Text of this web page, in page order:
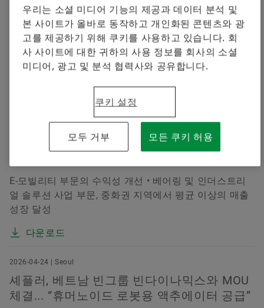
(EVERGREEN)’ 13기 본격 활동… 오는 8월 베
트남서 물 관련 봉사활동 전개
8월 베트남 봉사활동에 앞서 사전 활동 진행 • 정수기 설
치 지원 및 식수 위생 및 물 안전, 기후 인식 교육 봉사 예
2026-05-12 | Seoul
셰플러 그룹, 2026년 순조로운 출발...1분기
E-모빌리티 부문의 수익성 개선 • 베어링 및 인더스트리
얼 솔루션 사업 부문, 중화권 지역에서 평균 이상의 매출
성장 달성
다운로드
2026-04-24 | Seoul
셰플러, 베트남 빈그룹 빈다이나믹스와 MOU
체결... “휴머노이드 로봇용 액추에이터 공급”
우리는 소셜 미디어 기능의 제공과 데이터 분석 및
본 사이트가 올바로 동작하고 개인화된 콘텐츠와 광
고를 제공하기 위해 쿠키를 사용하고 있습니다. 회
사 사이트에 대한 귀하의 사용 정보를 회사의 소셜
미디어, 광고 및 분석 협력사와 공유합니다.
쿠키 설정
모두 거부 모든 쿠키 허용